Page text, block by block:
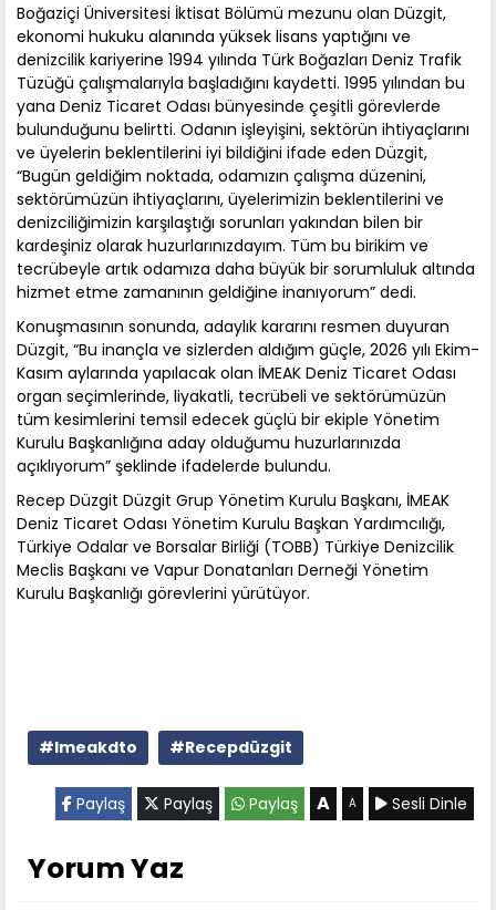
Boğaziçi Üniversitesi İktisat Bölümü mezunu olan Düzgit,
ekonomi hukuku alanında yüksek lisans yaptığını ve
denizcilik kariyerine 1994 yılında Türk Boğazları Deniz Trafik
Tüzüğü çalışmalarıyla başladığını kaydetti. 1995 yılından bu
yana Deniz Ticaret Odası bünyesinde çeşitli görevlerde
bulunduğunu belirtti. Odanın işleyişini, sektörün ihtiyaçlarını
ve üyelerin beklentilerini iyi bildiğini ifade eden Düzgit,
“Bugün geldiğim noktada, odamızın çalışma düzenini,
sektörümüzün ihtiyaçlarını, üyelerimizin beklentilerini ve
denizciliğimizin karşılaştığı sorunları yakından bilen bir
kardeşiniz olarak huzurlarınızdayım. Tüm bu birikim ve
tecrübeyle artık odamıza daha büyük bir sorumluluk altında
hizmet etme zamanının geldiğine inanıyorum” dedi.
Konuşmasının sonunda, adaylık kararını resmen duyuran
Düzgit, “Bu inançla ve sizlerden aldığım güçle, 2026 yılı Ekim-
Kasım aylarında yapılacak olan İMEAK Deniz Ticaret Odası
organ seçimlerinde, liyakatli, tecrübeli ve sektörümüzün
tüm kesimlerini temsil edecek güçlü bir ekiple Yönetim
Kurulu Başkanlığına aday olduğumu huzurlarınızda
açıklıyorum” şeklinde ifadelerde bulundu.
Recep Düzgit Düzgit Grup Yönetim Kurulu Başkanı, İMEAK
Deniz Ticaret Odası Yönetim Kurulu Başkan Yardımcılığı,
Türkiye Odalar ve Borsalar Birliği (TOBB) Türkiye Denizcilik
Meclis Başkanı ve Vapur Donatanları Derneği Yönetim
Kurulu Başkanlığı görevlerini yürütüyor.
#Imeakdto #Recepdüzgit
Paylaş Paylaş Paylaş A A Sesli Dinle
Yorum Yaz